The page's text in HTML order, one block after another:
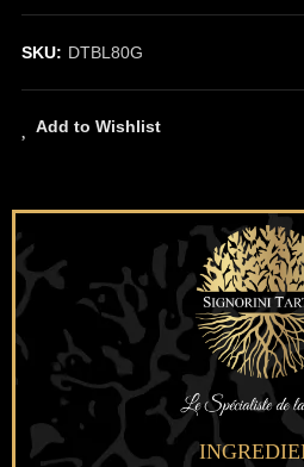
SKU: DTBL80G
Add to Wishlist